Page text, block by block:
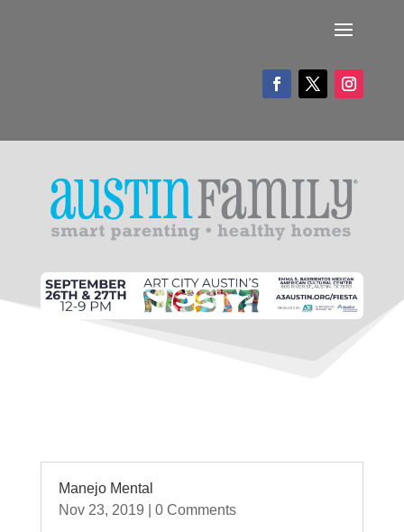
Manejo Mental
Nov 23, 2019 | 0 Comments